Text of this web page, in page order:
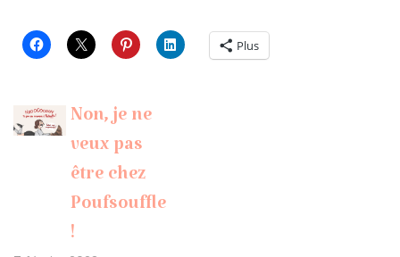
Plus
Non, je ne
veux pas
être chez
Poufsouffle
!